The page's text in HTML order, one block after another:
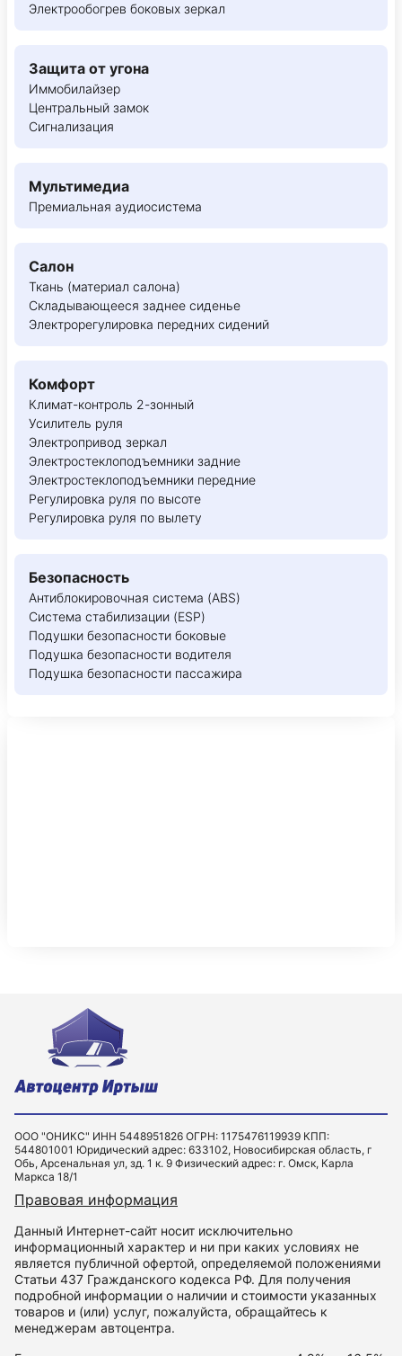
Электрообогрев боковых зеркал
Защита от угона
Иммобилайзер
Центральный замок
Сигнализация
Мультимедиа
Премиальная аудиосистема
Салон
Ткань (материал салона)
Складывающееся заднее сиденье
Электрорегулировка передних сидений
Комфорт
Климат-контроль 2-зонный
Усилитель руля
Электропривод зеркал
Электростеклоподъемники задние
Электростеклоподъемники передние
Регулировка руля по высоте
Регулировка руля по вылету
Безопасность
Антиблокировочная система (ABS)
Система стабилизации (ESP)
Подушки безопасности боковые
Подушка безопасности водителя
Подушка безопасности пассажира
ООО "ОНИКС" ИНН 5448951826 ОГРН: 1175476119939 КПП:
544801001 Юридический адрес: 633102, Новосибирская область, г
Обь, Арсенальная ул, зд. 1 к. 9 Физический адрес: г. Омск, Карла
Маркса 18/1
Правовая информация
Данный Интернет-сайт носит исключительно
информационный характер и ни при каких условиях не
является публичной офертой, определяемой положениями
Статьи 437 Гражданского кодекса РФ. Для получения
подробной информации о наличии и стоимости указанных
товаров и (или) услуг, пожалуйста, обращайтесь к
менеджерам автоцентра.